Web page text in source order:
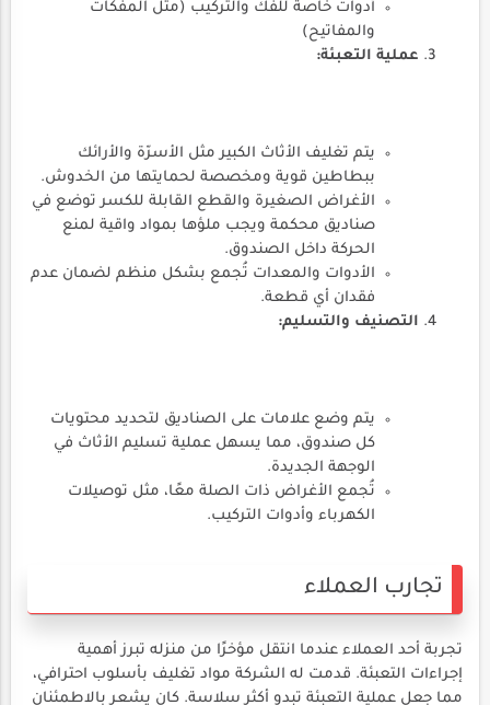
أدوات خاصة للفك والتركيب (مثل المفكات
والمفاتيح)
عملية التعبئة:
يتم تغليف الأثاث الكبير مثل الأسرّة والأرائك
ببطاطين قوية ومخصصة لحمايتها من الخدوش.
الأغراض الصغيرة والقطع القابلة للكسر توضع في
صناديق محكمة ويجب ملؤها بمواد واقية لمنع
الحركة داخل الصندوق.
الأدوات والمعدات تُجمع بشكل منظم لضمان عدم
فقدان أي قطعة.
التصنيف والتسليم:
يتم وضع علامات على الصناديق لتحديد محتويات
كل صندوق، مما يسهل عملية تسليم الأثاث في
الوجهة الجديدة.
تُجمع الأغراض ذات الصلة معًا، مثل توصيلات
الكهرباء وأدوات التركيب.
تجارب العملاء
تجربة أحد العملاء عندما انتقل مؤخرًا من منزله تبرز أهمية
إجراءات التعبئة. قدمت له الشركة مواد تغليف بأسلوب احترافي،
مما جعل عملية التعبئة تبدو أكثر سلاسة. كان يشعر بالاطمئنان